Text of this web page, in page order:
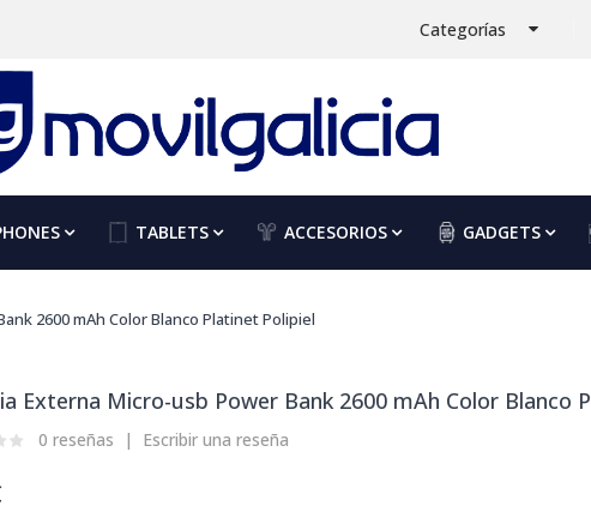
Categorías
TABLETS ACCESORIOS GADGETS
2600 mAh Color Blanco Platinet Polipiel
Externa Micro-usb Power Bank 2600 mAh Color Blanco
0 reseñas Escribir una reseña